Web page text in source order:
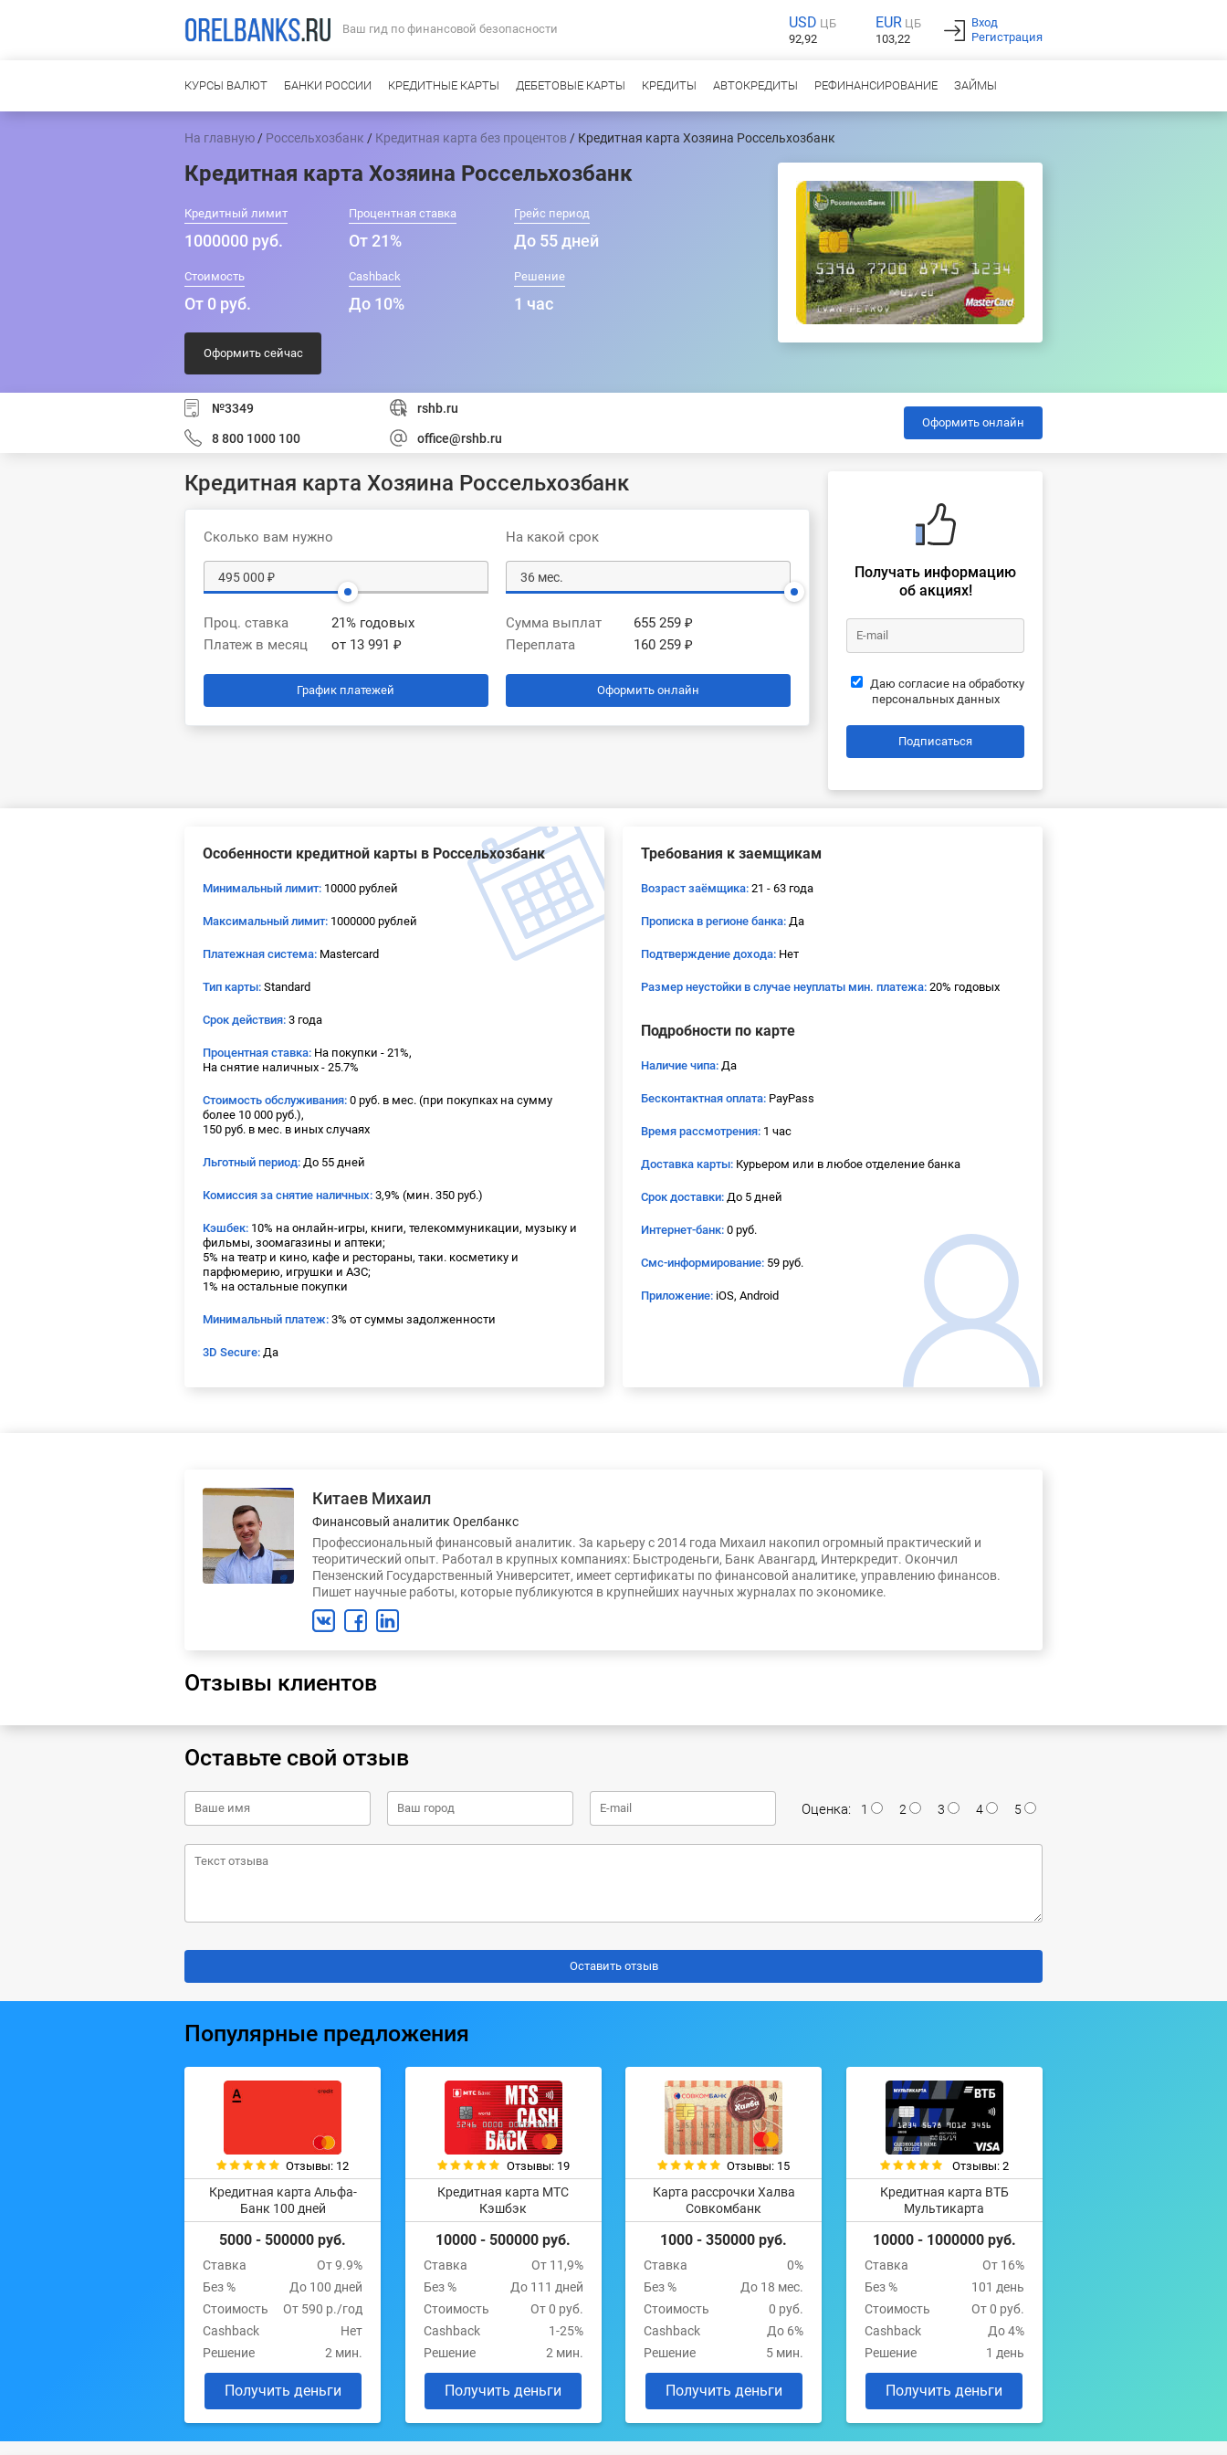
Ваш гид по финансовой безопасности USD ЦБ
92,92
EUR ЦБ
103,22
Вход
Регистрация
КУРСЫ ВАЛЮТ БАНКИ РОССИИ КРЕДИТНЫЕ КАРТЫ ДЕБЕТОВЫЕ КАРТЫ КРЕДИТЫ АВТОКРЕДИТЫ РЕФИНАНСИРОВАНИЕ ЗАЙМЫ
На главную / Россельхозбанк / Кредитная карта без процентов / Кредитная карта Хозяина Россельхозбанк
Кредитная карта Хозяина Россельхозбанк
Кредитный лимит
1000000 руб.
Процентная ставка
От 21%
Грейс период
До 55 дней
Стоимость
От 0 руб.
Cashback
До 10%
Решение
1 час
Оформить сейчас
№3349 rshb.ru
8 800 1000 100 office@rshb.ru
Оформить онлайн
Кредитная карта Хозяина Россельхозбанк
Сколько вам нужно На какой срок
Проц. ставка
21% годовых
Платеж в месяц
от 13 991 ₽
Сумма выплат
655 259 ₽
Переплата
160 259 ₽
График платежей Оформить онлайн
Получать информацию
об акциях!
Даю согласие на обработку
персональных данных
Подписаться
Особенности кредитной карты в Россельхозбанк
Минимальный лимит: 10000 рублей
Максимальный лимит: 1000000 рублей
Платежная система: Mastercard
Тип карты: Standard
Срок действия: 3 года
Процентная ставка: На покупки - 21%,
На снятие наличных - 25.7%
Стоимость обслуживания: 0 руб. в мес. (при покупках на сумму
более 10 000 руб.),
150 руб. в мес. в иных случаях
Льготный период: До 55 дней
Комиссия за снятие наличных: 3,9% (мин. 350 руб.)
Кэшбек: 10% на онлайн-игры, книги, телекоммуникации, музыку и
фильмы, зоомагазины и аптеки;
5% на театр и кино, кафе и рестораны, таки. косметику и
парфюмерию, игрушки и АЗС;
1% на остальные покупки
Минимальный платеж: 3% от суммы задолженности
3D Secure: Да
Требования к заемщикам
Возраст заёмщика: 21 - 63 года
Прописка в регионе банка: Да
Подтверждение дохода: Нет
Размер неустойки в случае неуплаты мин. платежа: 20% годовых
Подробности по карте
Наличие чипа: Да
Бесконтактная оплата: PayPass
Время рассмотрения: 1 час
Доставка карты: Курьером или в любое отделение банка
Срок доставки: До 5 дней
Интернет-банк: 0 руб.
Смс-информирование: 59 руб.
Приложение: iOS, Android
Китаев Михаил
Финансовый аналитик Орелбанкс
Профессиональный финансовый аналитик. За карьеру с 2014 года Михаил накопил огромный практический и
теоритический опыт. Работал в крупных компаниях: Быстроденьги, Банк Авангард, Интеркредит. Окончил
Пензенский Государственный Университет, имеет сертификаты по финансовой аналитике, управлению финансов.
Пишет научные работы, которые публикуются в крупнейших научных журналах по экономике.
Отзывы клиентов
Оставьте свой отзыв
Оценка: 1 2 3 4 5
Популярные предложения
Отзывы: 12
Кредитная карта Альфа-
Банк 100 дней
5000 - 500000 руб.
Ставка
От 9.9%
Без %
До 100 дней
Стоимость
От 590 р./год
Cashback
Нет
Решение
2 мин.
Получить деньги
Отзывы: 19
Кредитная карта МТС
Кэшбэк
10000 - 500000 руб.
Ставка
От 11,9%
Без %
До 111 дней
Стоимость
От 0 руб.
Cashback
1-25%
Решение
2 мин.
Получить деньги
Отзывы: 15
Карта рассрочки Халва
Совкомбанк
1000 - 350000 руб.
Ставка
0%
Без %
До 18 мес.
Стоимость
0 руб.
Cashback
До 6%
Решение
5 мин.
Получить деньги
Отзывы: 2
Кредитная карта ВТБ
Мультикарта
10000 - 1000000 руб.
Ставка
От 16%
Без %
101 день
Стоимость
От 0 руб.
Cashback
До 4%
Решение
1 день
Получить деньги